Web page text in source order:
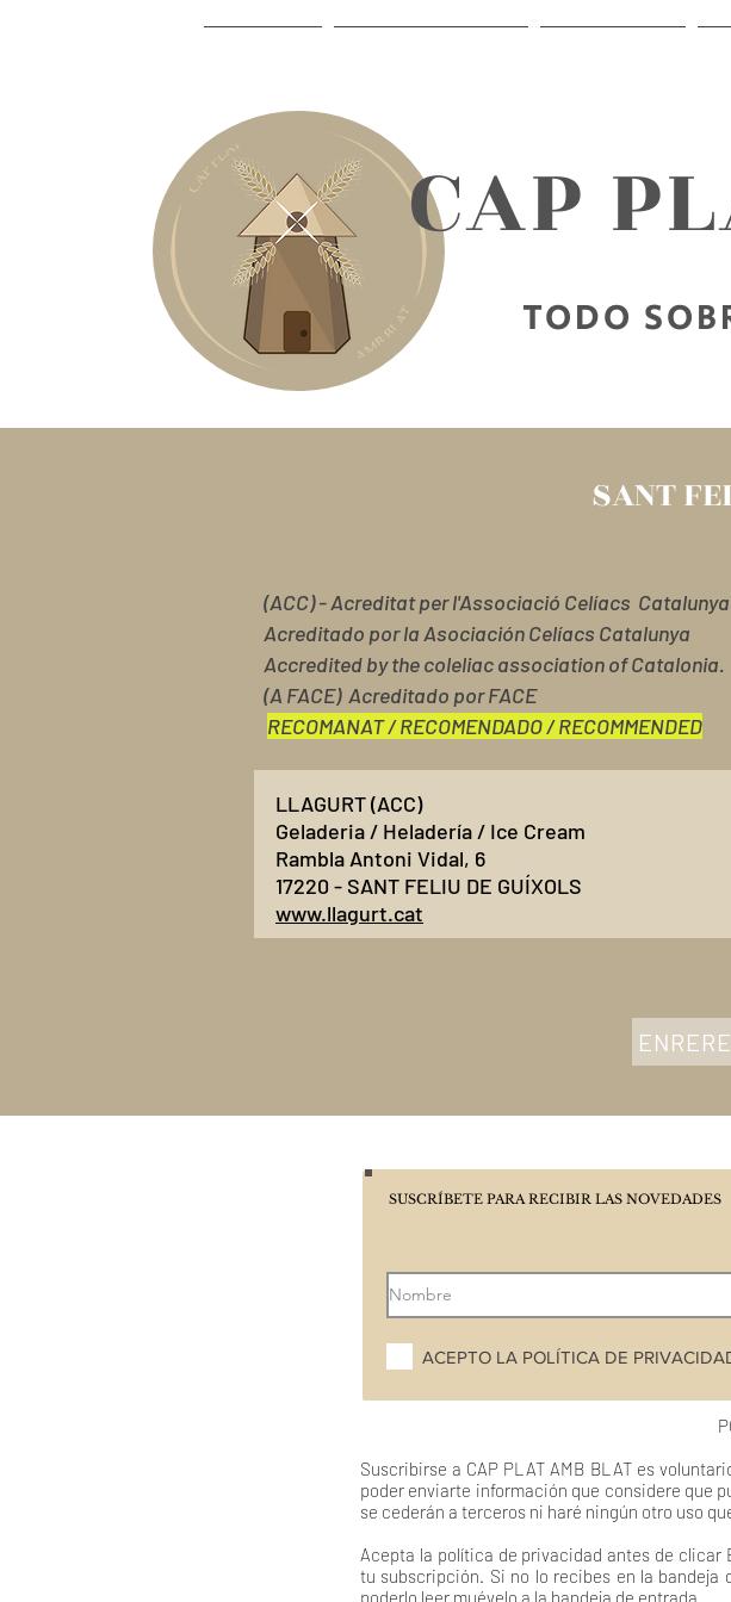
​CAP
TODO
SANT
(ACC) - Acreditat per l'Associació Celíacs Catalunya
Acreditado por la Asociación Celíacs Catalunya
Accredited by the coleliac association of Catalonia.
(A FACE) Acreditado por FACE
RECOMANAT / RECOMENDADO / RECOMMENDED
LLAGURT (ACC)
Geladeria / Heladería / Ice Cream
Rambla Antoni Vidal, 6
17220 - SANT FELIU DE GUÍXOLS
www.llagurt.cat
SUSCRÍBETE PARA RECIBIR LAS NOVEDADES
ACEPTO LA POLÍTICA DE
Suscribirse a CAP PLAT AMB BLAT es
poder enviarte información que considere que
se cederán a terceros ni haré ningún otro uso
Acepta la política de privacidad antes de
tu subscripción. Si no lo recibes en la bandeja
poderlo leer muévelo a la bandeja de entrada.